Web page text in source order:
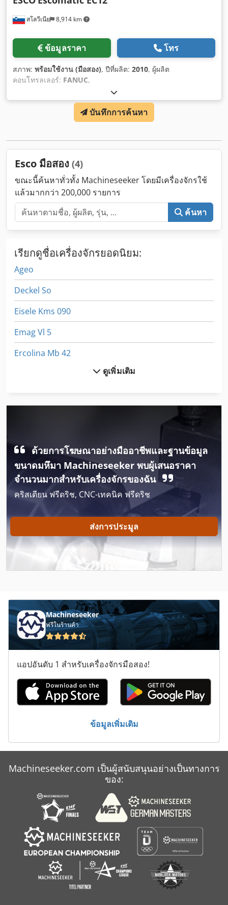
สโลวีเนีย 8,914 km
ข้อมูลราคา โทร
สภาพ: พร้อมใช้งาน (มือสอง), ปีที่ผลิต: 2010, ผู้ผลิต
คอนโทรลเลอร์: FANUC,
บันทึกการค้นหา
Esco มือสอง (4)
ขณะนี้ค้นหาทั่วทั้ง Machineseeker โดยมีเครื่องจักรใช้
แล้วมากกว่า 200,000 รายการ
ค้นหา
เรียกดูชื่อเครื่องจักรยอดนิยม:
Ageo
Deckel So
Eisele Kms 090
Emag Vl 5
Ercolina Mb 42
Jlg 1350 Sjp
Jlg 20 Mvl
Jlg 2646 E
Jlg 2646 Es
Jlg 30 Am
Jlg 600 S
Jlg 660 Sj
Jlg 660 Sjc
Jlg 80 Hx
Jlg 860 Sj
Manitou
Mso
Omg
ดูเพิ่มเติม
ด้วยการโฆษณาอย่างมืออาชีพและฐานข้อมูล
ขนาดมหึมา Machineseeker พบผู้เสนอราคา
จำนวนมากสำหรับเครื่องจักรของฉัน
คริสเตียน ฟรีดริช, CNC-เทคนิค ฟรีดริช
ส่งการประมูล
Machineseeker
ฟรีในร้านค้า
แอปอันดับ 1 สำหรับเครื่องจักรมือสอง!
ข้อมูลเพิ่มเติม
Machineseeker.com เป็นผู้สนับสนุนอย่างเป็นทางการ
ของ: